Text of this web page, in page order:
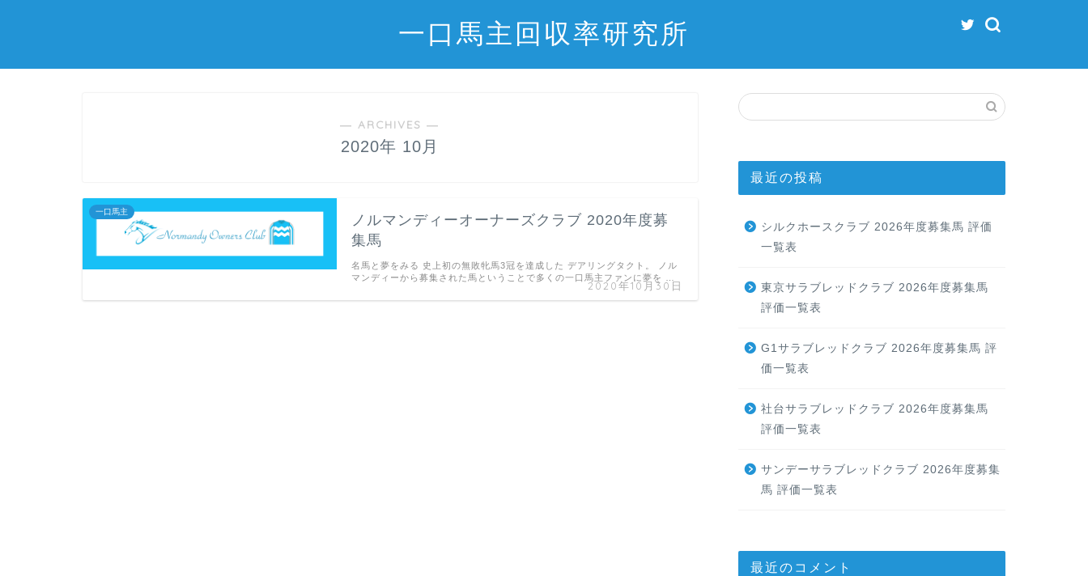
一口馬主回収率研究所
― ARCHIVES ―
2020年 10月
一口馬主
ノルマンディーオーナーズクラブ 2020年度募
集馬
2020年10月30日
名馬と夢をみる 史上初の無敗牝馬3冠を達成した デアリングタクト。 ノル
マンディーから募集された馬ということで多くの一口馬主ファンに夢を …
最近の投稿
シルクホースクラブ 2026年度募集馬 評価
一覧表
東京サラブレッドクラブ 2026年度募集馬
評価一覧表
G1サラブレッドクラブ 2026年度募集馬 評
価一覧表
社台サラブレッドクラブ 2026年度募集馬
評価一覧表
サンデーサラブレッドクラブ 2026年度募集
馬 評価一覧表
最近のコメント